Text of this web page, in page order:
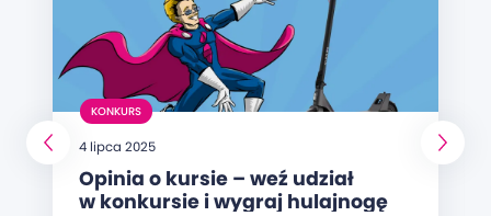
KONKURS
4 lipca 2025
Opinia o kursie – weź udział
w konkursie i wygraj hulajnogę